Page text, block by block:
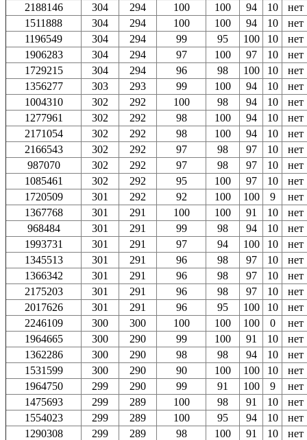
2188146
304 294 100 100 94 10
нет
1511888
304 294 100 100 94 10
нет
1196549
304 294 99 95 100 10
нет
1906283
304 294 97 100 97 10
нет
1729215
304 294 96 98 100 10
нет
1356277
303 293 99 100 94 10
нет
1004310
302 292 100 98 94 10
нет
1277961
302 292 98 100 94 10
нет
2171054
302 292 98 100 94 10
нет
2166543
302 292 97 98 97 10
нет
987070
302 292 97 98 97 10
нет
1085461
302 292 95 100 97 10
нет
1720509
301 292 92 100 100 9
нет
1367768
301 291 100 100 91 10
нет
968484
301 291 99 98 94 10
нет
1993731
301 291 97 94 100 10
нет
1345513
301 291 96 98 97 10
нет
1366342
301 291 96 98 97 10
нет
2175203
301 291 96 98 97 10
нет
2017626
301 291 96 95 100 10
нет
2246109
300 300 100 100 100 0
нет
1964665
300 290 99 100 91 10
нет
1362286
300 290 98 98 94 10
нет
1531599
300 290 90 100 100 10
нет
1964750
299 290 99 91 100 9
нет
1475693
299 289 100 98 91 10
нет
1554023
299 289 100 95 94 10
нет
1290308
299 289 98 100 91 10
нет